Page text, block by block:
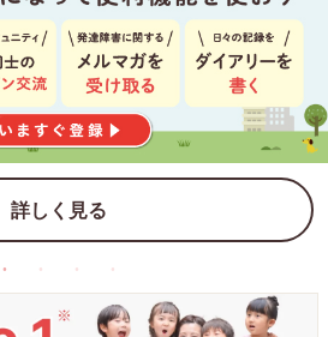
詳しく見る